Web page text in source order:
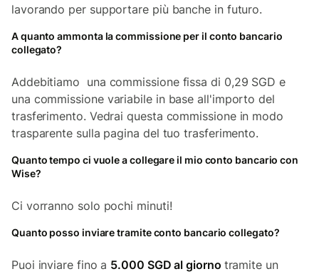
lavorando per supportare più banche in futuro.
A quanto ammonta la commissione per il conto bancario
collegato?
Addebitiamo una commissione fissa di 0,29 SGD e
una commissione variabile in base all'importo del
trasferimento. Vedrai questa commissione in modo
trasparente sulla pagina del tuo trasferimento.
Quanto tempo ci vuole a collegare il mio conto bancario con
Wise?
Ci vorranno solo pochi minuti!
Quanto posso inviare tramite conto bancario collegato?
Puoi inviare fino a 5.000 SGD al giorno tramite un